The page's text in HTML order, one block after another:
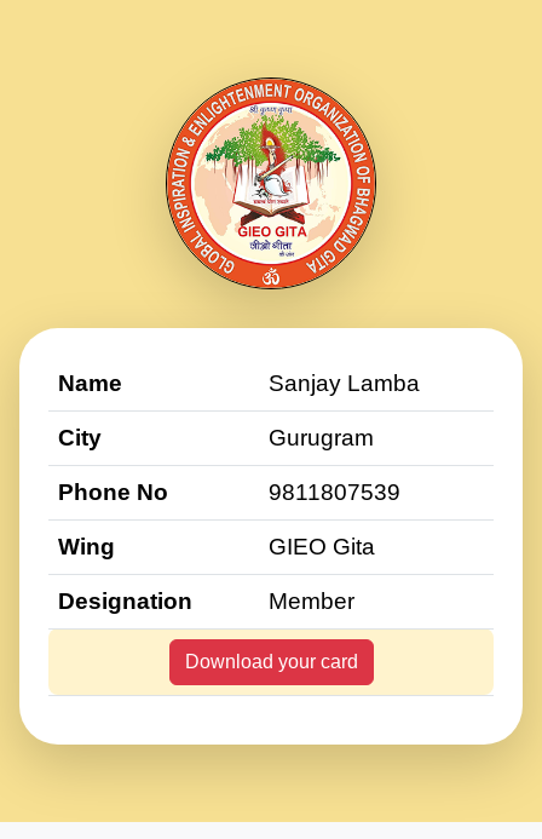
Name Sanjay Lamba
City Gurugram
Phone No 9811807539
Wing GIEO Gita
Designation Member
Download your card